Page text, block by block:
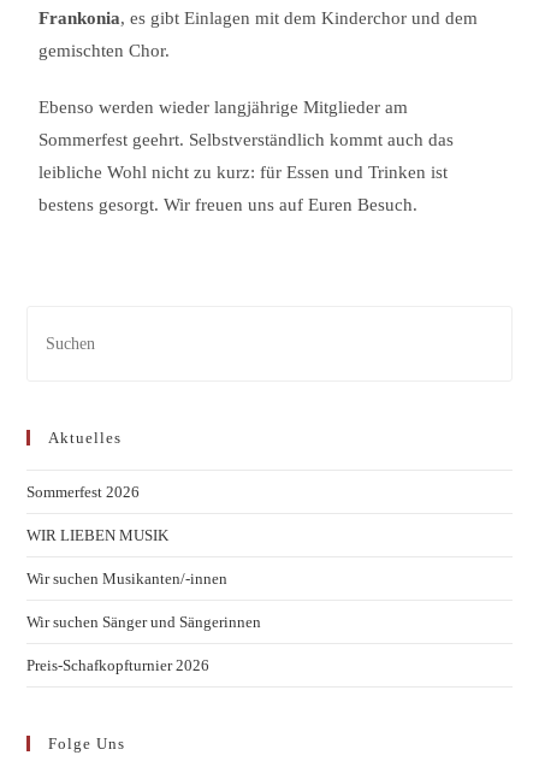
Frankonia, es gibt Einlagen mit dem Kinderchor und dem
gemischten Chor.
Ebenso werden wieder langjährige Mitglieder am
Sommerfest geehrt. Selbstverständlich kommt auch das
leibliche Wohl nicht zu kurz: für Essen und Trinken ist
bestens gesorgt. Wir freuen uns auf Euren Besuch.
Aktuelles
Sommerfest 2026
WIR LIEBEN MUSIK
Wir suchen Musikanten/-innen
Wir suchen Sänger und Sängerinnen
Preis-Schafkopfturnier 2026
Folge Uns